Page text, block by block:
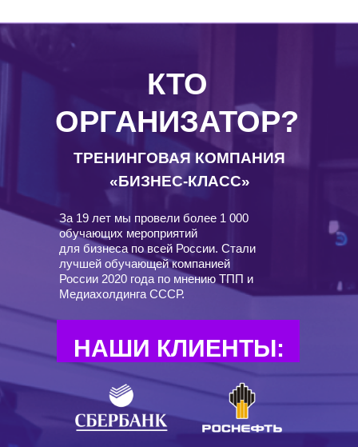
ТРЕНИНГОВАЯ КОМПАНИЯ
«БИЗНЕС-КЛАСС»
КТО
ОРГАНИЗАТОР?
За 19 лет мы провели более 1 000
обучающих мероприятий
для бизнеса по всей России. Стали
лучшей обучающей компанией
России 2020 года по мнению ТПП и
Медиахолдинга СССР.
НАШИ КЛИЕНТЫ: